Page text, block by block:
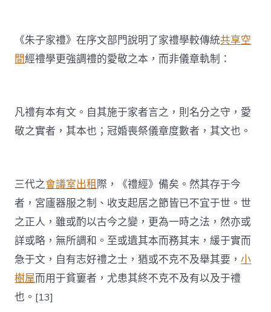
《朱子家禮》在序文部門說明了家禮學較傳統共享空
間經禮學更強調禮的愛敬之本，而非儀章軌制：
凡禮有本有文。自其施于家者言之，則名分之守，愛
敬之實者，其本也；冠婚喪祭儀章度數者，其文也。
三代之會議室出租際，《禮經》備矣。然其存于今
者，宮廬器服之制、收支起居之節皆已不宜于世。世
之正人，雖或酌以古今之變，更為一時之法，然亦或
詳或略，無所調和。至或遺其本而務其末，緩于實而
急于文，自有志好禮之士，猶或不克不及舉其要，小
樹屋而用于貧窶者，尤患其終不克不及有以及于禮
也。[13]